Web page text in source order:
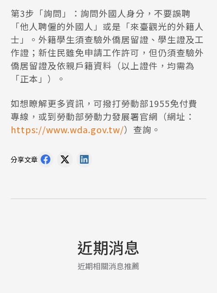
第3步「詢問」：詢問外國人身分，不要誤聘
「他人聘僱的外國人」或是「來臺觀光的外籍人
士」。外籍學生須查驗外僑居留證、學生證及工
作證；新住民雖免申請工作許可，但仍須查驗外
僑居留證及依親戶籍資料（以上證件，均需為
「正本」）。
如想瞭解更多資訊，可撥打勞動部1955免付費
專線，或到勞動部勞動力發展署官網（網址：
https://www.wda.gov.tw/）查詢。
分享文章
近期消息
近期相關消息推薦